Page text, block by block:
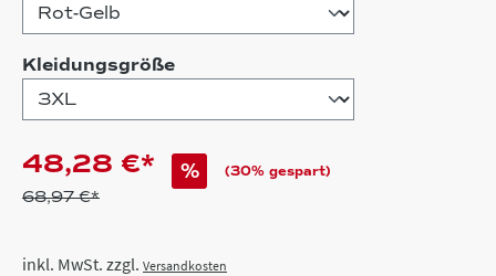
Kleidungsgrößeauswählen
48,28 €*
68,97 €*
% (30% gespart)
inkl. MwSt. zzgl. Versandkosten